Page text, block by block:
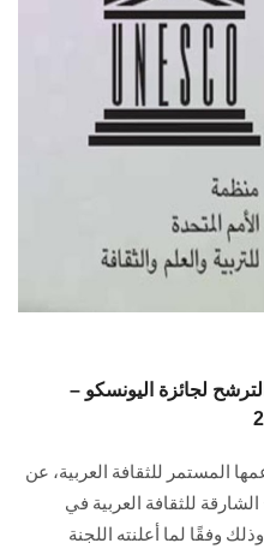
لجائزة اليونسكو –
المستمر للثقافة العربية، عن
للثقافة العربية في
الحادية والعشرين لعام 2026، وذلك وفقًا لما أعلنته اللجنة